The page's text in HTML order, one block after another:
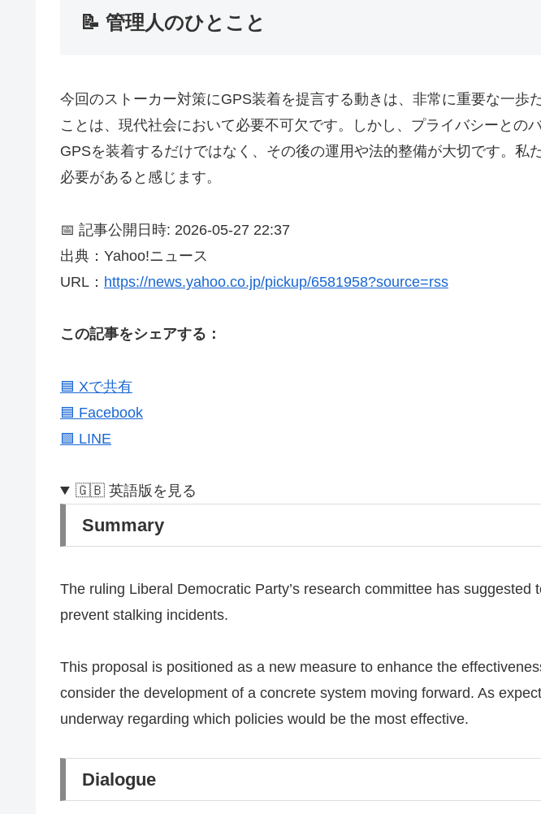
📝 管理人のひとこと
今回のストーカー対策にGPS装着を提言する動きは、非常に重要な一
ことは、現代社会において必要不可欠です。しかし、プライバシーと
GPSを装着するだけではなく、その後の運用や法的整備が大切です。
必要があると感じます。
📅 記事公開日時: 2026-05-27 22:37
出典：Yahoo!ニュース
URL： https://news.yahoo.co.jp/pickup/6581958?source=rss
この記事をシェアする：
🟦 Xで共有
🟦 Facebook
🟩 LINE
🇬🇧 英語版を見る
Summary
The ruling Liberal Democratic Party’s research committee has
prevent stalking incidents.
This proposal is positioned as a new measure to enhance the
consider the development of a concrete system moving forward. As
underway regarding which policies would be the most effective.
Dialogue